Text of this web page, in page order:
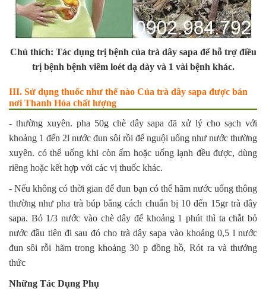
Chú thích: Tác dụng trị bệnh của trà dây sapa để hỗ trợ điều
trị bệnh bệnh viêm loét dạ dày và 1 vài bệnh khác.
III. Sử dụng thuốc như thế nào Của trà dây sapa được bán
nơi Thanh Hóa chất lượng
- thường xuyên. pha 50g chè dây sapa đã xử lý cho sạch với
khoảng 1 đến 2l nước đun sôi rồi để nguội uống như nước thường
xuyên. có thể uống khi còn ấm hoặc uống lạnh đều được, dùng
riêng hoặc kết hợp với các vị thuốc khác.
- Nếu không có thời gian để đun bạn có thể hãm nước uống thông
thường như pha trà búp bằng cách chuẩn bị 10 đến 15gr trà dây
sapa. Bỏ 1/3 nước vào chè dây để khoảng 1 phút thì ta chắt bỏ
nước đầu tiên đi sau đó cho trà dây sapa vào khoảng 0,5 l nước
đun sôi rỗi hãm trong khoảng 30 p đồng hồ, Rót ra và thưởng
thức
Những Tác Dụng Phụ